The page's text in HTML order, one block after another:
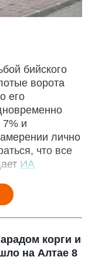
бийского
ворота
его
7% и
лично
что все
ИА
корги и
на Алтае 8